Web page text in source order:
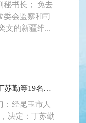
秘书长； 免去
委会监察和司
文的新疆维...
中共昆玉市人民政府党组关于丁苏勤等19名同志职务任免的通知
：经昆玉市人
决定：丁苏勤